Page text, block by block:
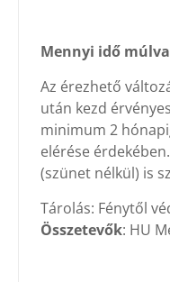
Mennyi idő
Az érezhető
után kezd
minimum 2
elérése
(szünet nélkül) is
Tárolás: Fénytől
Összetevők: HU